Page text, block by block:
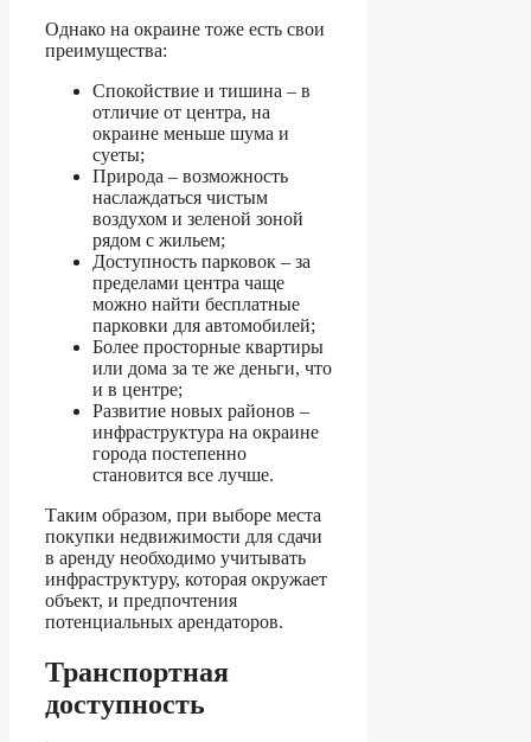
Однако на окраине тоже есть свои
преимущества:
Спокойствие и тишина – в
отличие от центра, на
окраине меньше шума и
суеты;
Природа – возможность
наслаждаться чистым
воздухом и зеленой зоной
рядом с жильем;
Доступность парковок – за
пределами центра чаще
можно найти бесплатные
парковки для автомобилей;
Более просторные квартиры
или дома за те же деньги, что
и в центре;
Развитие новых районов –
инфраструктура на окраине
города постепенно
становится все лучше.
Таким образом, при выборе места
покупки недвижимости для сдачи
в аренду необходимо учитывать
инфраструктуру, которая окружает
объект, и предпочтения
потенциальных арендаторов.
Транспортная
доступность